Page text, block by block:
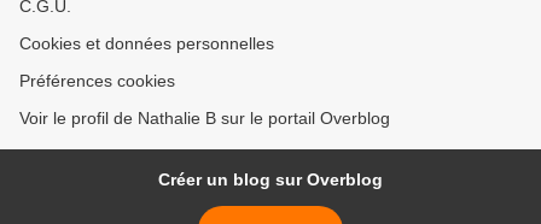
C.G.U.
Cookies et données personnelles
Préférences cookies
Voir le profil de Nathalie B sur le portail Overblog
Créer un blog sur Overblog